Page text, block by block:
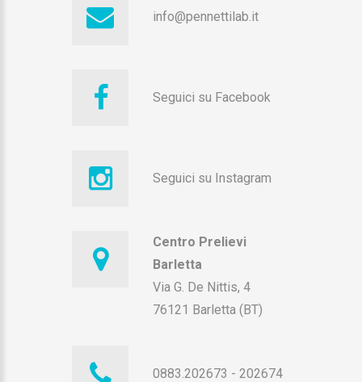
info@pennettilab.it
Seguici su Facebook
Seguici su Instagram
Centro Prelievi
Barletta
Via G. De Nittis, 4
76121 Barletta (BT)
0883.202673 - 202674